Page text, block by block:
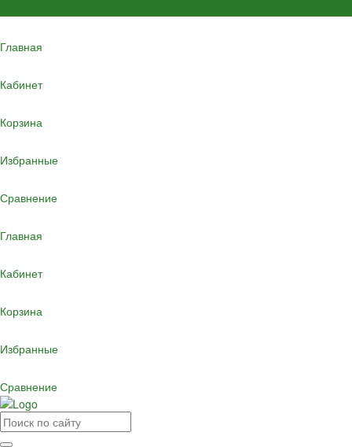
Главная
Кабинет
Корзина
Избранные
Сравнение
Главная
Кабинет
Корзина
Избранные
Сравнение